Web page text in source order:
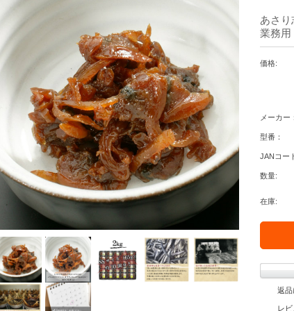
あさ
業務用
価格:
メーカー：
型番：
JANコー
数量:
在庫:
返品
レ